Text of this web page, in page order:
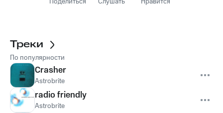
Треки
По популярности
Crasher
Astrobrite
radio friendly
Astrobrite